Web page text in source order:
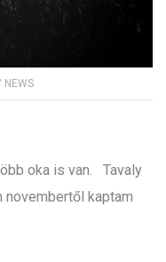
NEWS
oka is van. Tavaly
kaptam